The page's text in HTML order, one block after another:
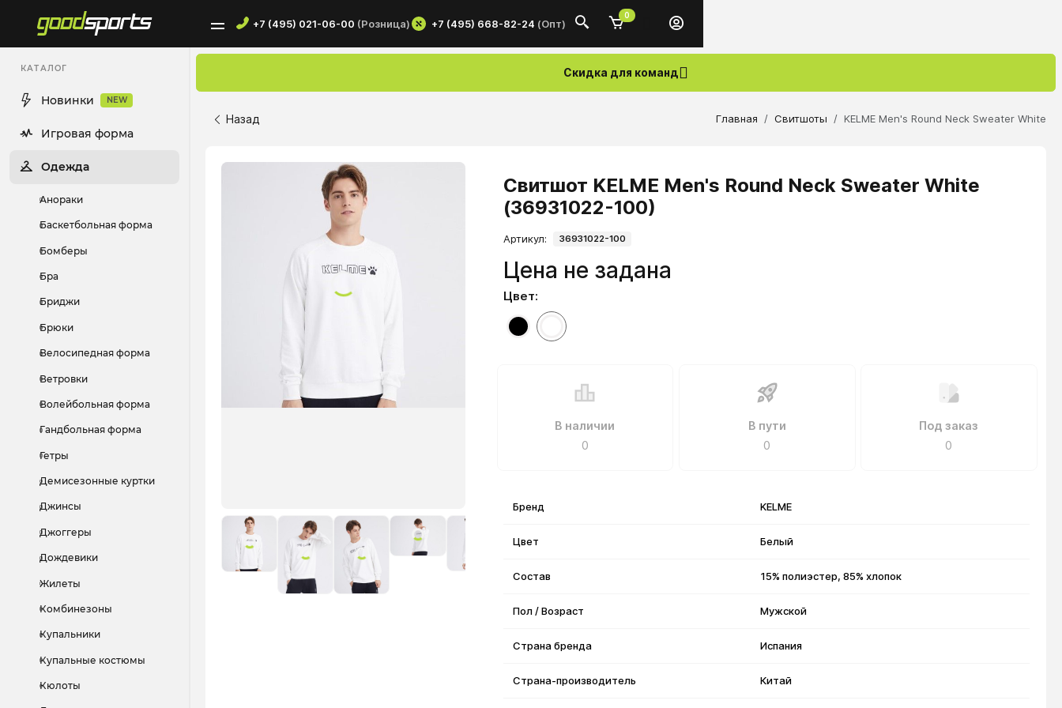
+7 (495) 021-06-00 (Розница) +7 (495) 668-82-24 (Опт)
0
КАТАЛОГ
Новинки NEW
Игровая форма
Одежда
Анораки
Баскетбольная форма
Бомберы
Бра
Бриджи
Брюки
Велосипедная форма
Ветровки
Волейбольная форма
Гандбольная форма
Гетры
Демисезонные куртки
Джинсы
Джоггеры
Дождевики
Жилеты
Комбинезоны
Купальники
Купальные костюмы
Кюлоты
Скидка для команд
Назад Главная Свитшоты KELME Men's Round Neck Sweater White
Свитшот KELME Men's Round Neck Sweater White
(36931022-100)
Артикул: 36931022-100
Цена не задана
Цвет:
В наличии
0
В пути
0
Под заказ
0
Бренд KELME
Цвет Белый
Состав 15% полиэстер, 85% хлопок
Пол / Возраст Мужской
Страна бренда Испания
Страна-производитель Китай